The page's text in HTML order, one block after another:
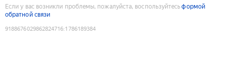
Если у вас возникли проблемы, пожалуйста, воспользуйтесьформой
обратной связи
9188676029862824716:1786189384